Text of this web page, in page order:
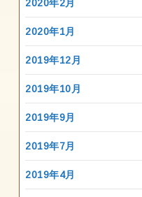
2020年2月
2020年1月
2019年12月
2019年10月
2019年9月
2019年7月
2019年4月